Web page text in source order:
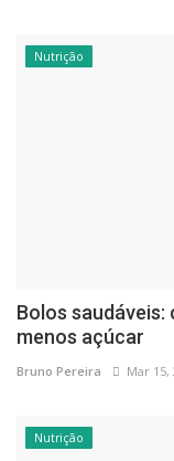
Nutrição
Bolos
menos açúcar
Bruno Pereira Mar 15,
Nutrição